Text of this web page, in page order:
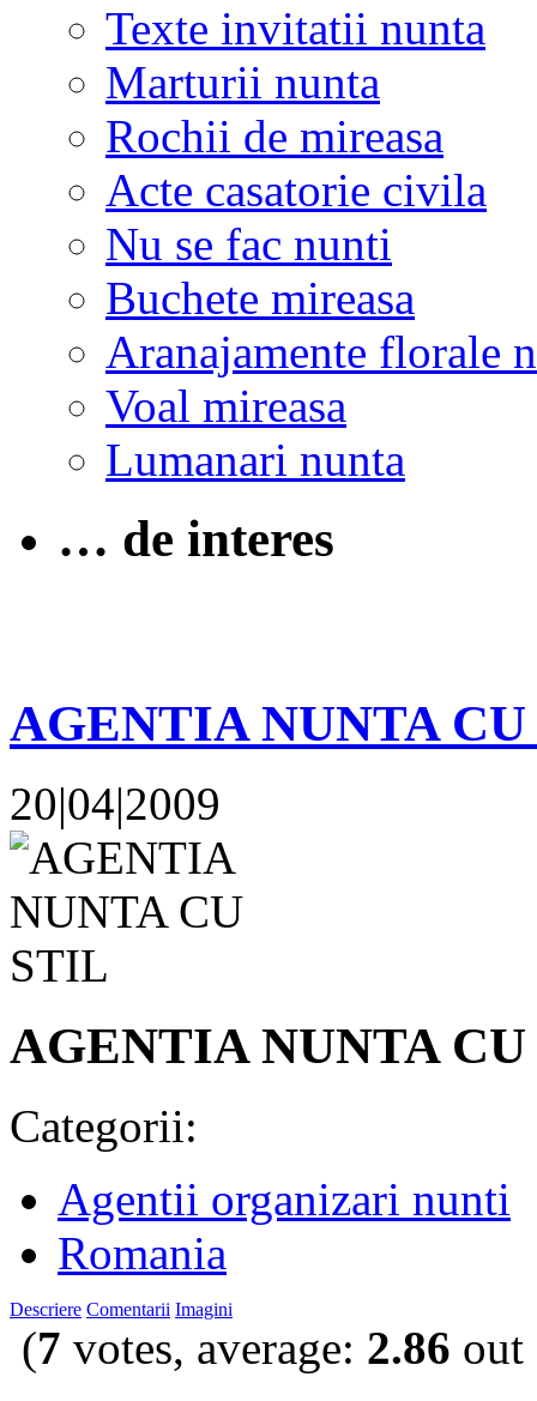
Texte invitatii nunta
Marturii nunta
Rochii de mireasa
Acte casatorie civila
Nu se fac nunti
Buchete mireasa
Aranajamente florale
Voal mireasa
Lumanari nunta
… de interes
AGENTIA NUNTA
20|04|2009
AGENTIA NUNTA
Categorii:
Agentii organizari nunti
Romania
Descriere Comentarii Imagini
(7 votes, average: 2.86 out